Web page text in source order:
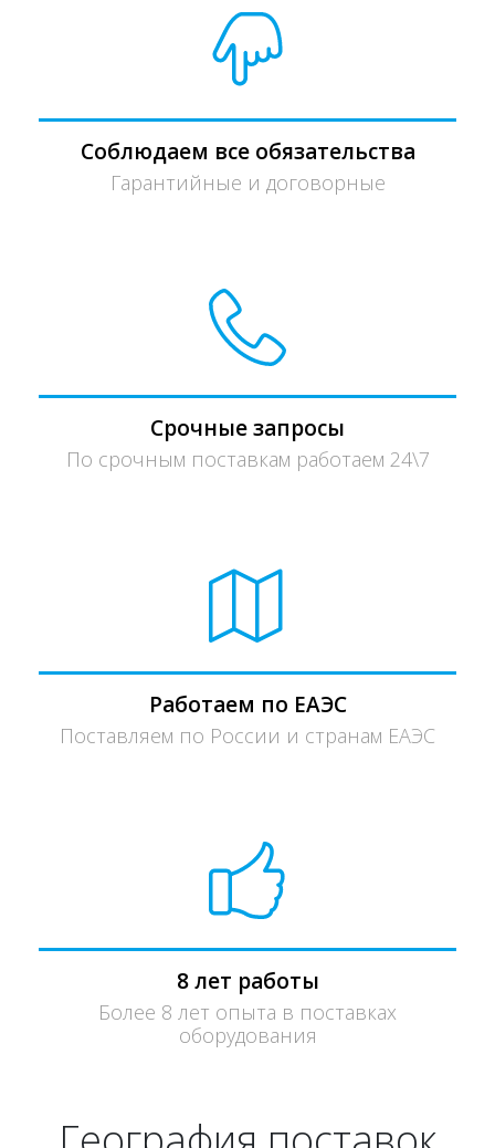
Соблюдаем все обязательства
Гарантийные и договорные
Срочные запросы
По срочным поставкам работаем 24\7
Работаем по ЕАЭС
Поставляем по России и странам ЕАЭС
8 лет работы
Более 8 лет опыта в поставках
оборудования